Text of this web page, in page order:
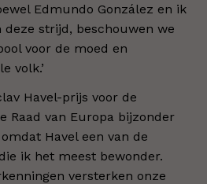
Edmundo González en ik
strijd, beschouwen we
voor de moed en
volk.’
Havel-prijs voor de
Raad van Europa bijzonder
Havel een van de
ik het meest bewonder.
versterken onze